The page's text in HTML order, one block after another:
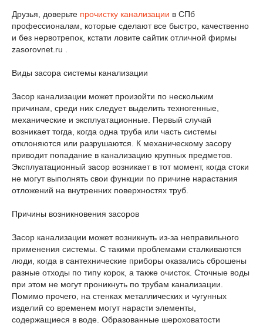
Друзья, доверьте прочистку канализации в СПб
профессионалам, которые сделают все быстро, качественно
и без нервотрепок, кстати ловите сайтик отличной фирмы
zasorovnet.ru .
Виды засора системы канализации
Засор канализации может произойти по нескольким
причинам, среди них следует выделить техногенные,
механические и эксплуатационные. Первый случай
возникает тогда, когда одна труба или часть системы
отклоняются или разрушаются. К механическому засору
приводит попадание в канализацию крупных предметов.
Эксплуатационный засор возникает в тот момент, когда стоки
не могут выполнять свои функции по причине нарастания
отложений на внутренних поверхностях труб.
Причины возникновения засоров
Засор канализации может возникнуть из-за неправильного
применения системы. С такими проблемами сталкиваются
люди, когда в сантехнические приборы оказались сброшены
разные отходы по типу корок, а также очисток. Сточные воды
при этом не могут проникнуть по трубам канализации.
Помимо прочего, на стенках металлических и чугунных
изделий со временем могут нарасти элементы,
содержащиеся в воде. Образованные шероховатости